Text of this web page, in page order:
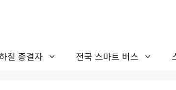
철 종결자 전국 스마트 버스